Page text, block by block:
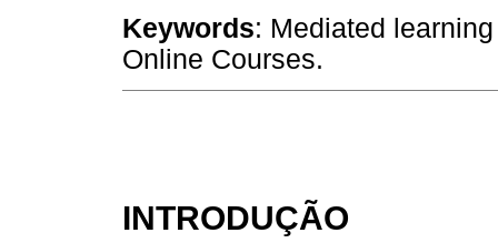
Keywords: Mediated
Online Courses.
INTRODUÇÃO